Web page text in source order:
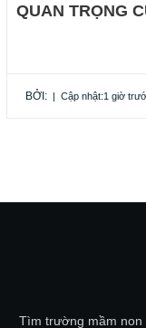
QUAN TRỌNG
BỞI: | Cập nhật:1 giờ
Tìm trường mầm non